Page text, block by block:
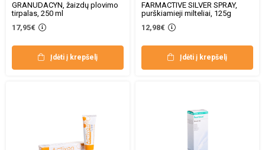
GRANUDACYN, žaizdų plovimo
tirpalas, 250 ml
17,95€
Įdėti į krepšelį
FARMACTIVE SILVER SPRAY,
purškiamieji milteliai, 125g
12,98€
Įdėti į krepšelį